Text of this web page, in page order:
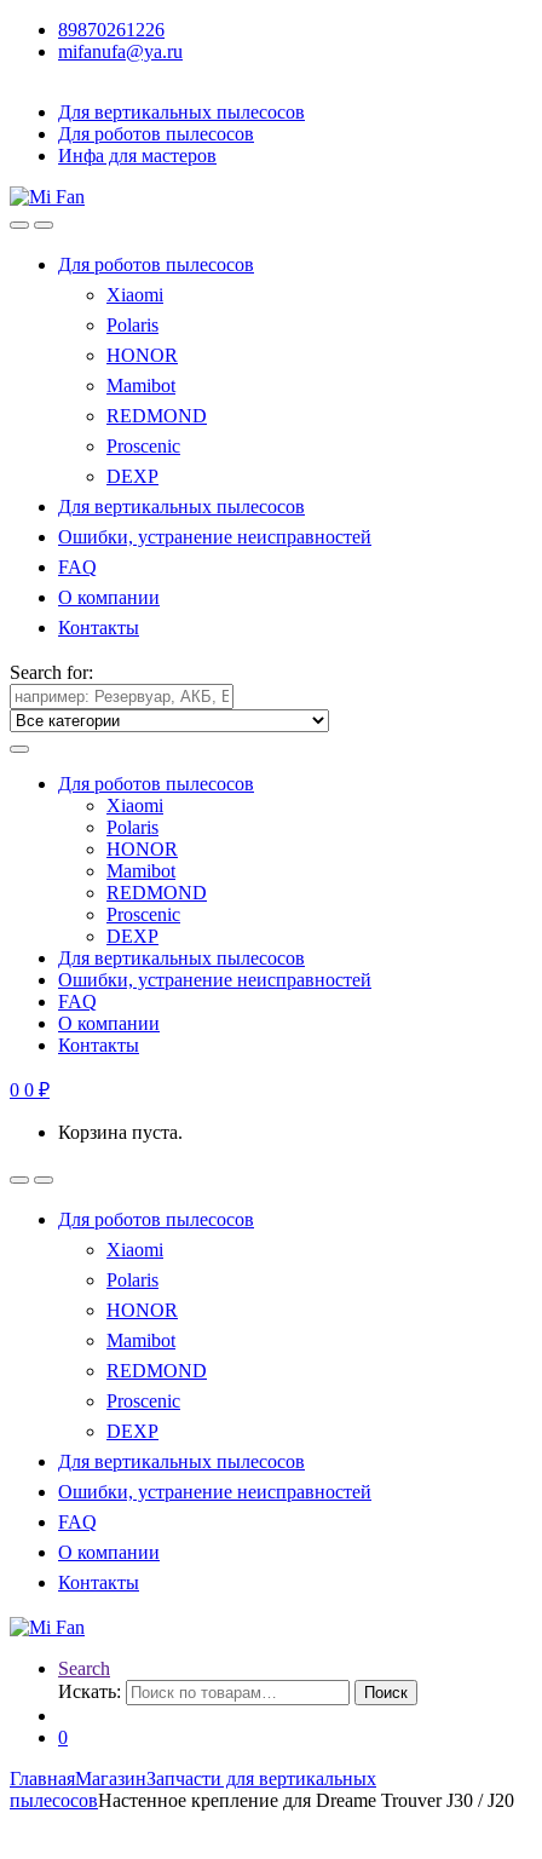
89870261226
mifanufa@ya.ru
Для вертикальных пылесосов
Для роботов пылесосов
Инфа для мастеров
Для роботов пылесосов
Xiaomi
Polaris
HONOR
Mamibot
REDMOND
Proscenic
DEXP
Для вертикальных пылесосов
Ошибки, устранение неисправностей
FAQ
О компании
Контакты
Search for:
Для роботов пылесосов
Xiaomi
Polaris
HONOR
Mamibot
REDMOND
Proscenic
DEXP
Для вертикальных пылесосов
Ошибки, устранение неисправностей
FAQ
О компании
Контакты
0 0 ₽
Корзина пуста.
Для роботов пылесосов
Xiaomi
Polaris
HONOR
Mamibot
REDMOND
Proscenic
DEXP
Для вертикальных пылесосов
Ошибки, устранение неисправностей
FAQ
О компании
Контакты
Search
Искать:
Поиск
0
ГлавнаяМагазинЗапчасти для вертикальных
пылесосовНастенное крепление для Dreame Trouver J30 / J20